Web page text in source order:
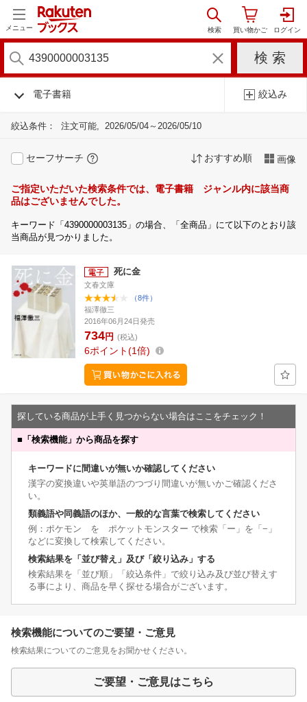
メニュー
電子書籍 絞込み
絞込条件： 注文可能 2026/05/04～2026/05/10
セーフサーチ おすすめ順 画像
ご指定いただいた検索条件では、電子書籍 ジャンル内に該当商
品はございませんでした。
キーワード「4390000003135」の場合、「全商品」にて以下のとおり該
当商品が見つかりました。
死に金
文春文庫
（8件）
福澤徹三
2016年06月24日発売
734円 (税込)
6ポイント 1倍
探している商品が上手く見つからない場合はここをチェック！
■ 「検索機能」から商品を探す
キーワードに間違いが無いか確認してください
漢字の変換違いや英単語のつづり間違いが無いかご確認くださ
い。
類義語や同義語のほか、一般的な言葉で検索してください
例：ポケモン を ポケットモンスター で検索「ー」を「−」
などに変換して検索してください。
検索結果を「並び替え」及び「絞り込み」する
検索結果を「並び順」「絞込条件」で絞り込み及び並び替えす
る事により、商品を早く探せる場合がございます。
検索機能についてのご要望・ご意見
検索結果についてのご意見をお聞かせください。
ご要望・ご意見はこちら